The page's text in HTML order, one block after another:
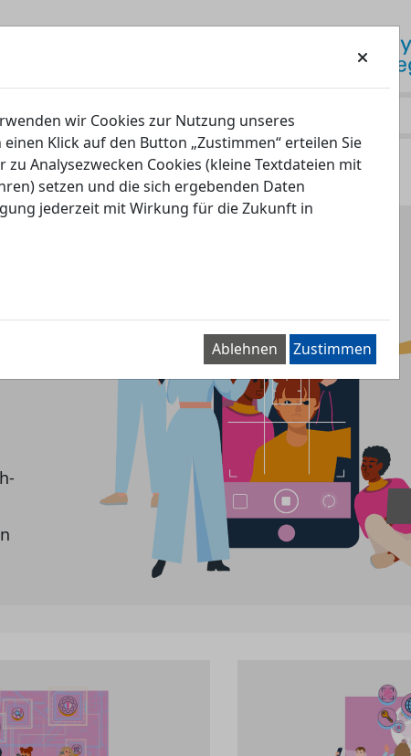
wir Cookies zur Nutzung unseres
Klick auf den Button „Zustimmen“ erteilen Sie
Analysezwecken Cookies (kleine Textdateien mit
setzen und die sich ergebenden Daten
jederzeit mit Wirkung für die Zukunft in
Ablehnen Zustimmen